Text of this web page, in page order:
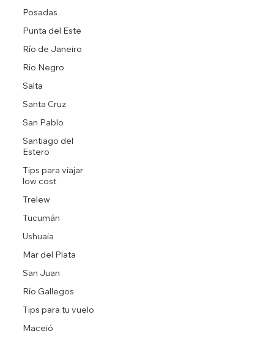
Posadas
Punta del Este
Río de Janeiro
Rio Negro
Salta
Santa Cruz
San Pablo
Santiago del
Estero
Tips para viajar
low cost
Trelew
Tucumán
Ushuaia
Mar del Plata
San Juan
Río Gallegos
Tips para tu vuelo
Maceió